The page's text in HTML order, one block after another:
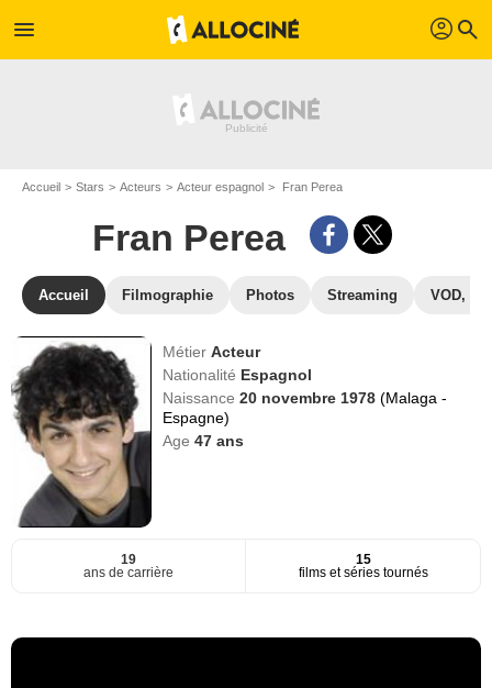
menu profil search
Accueil Stars Acteurs Acteur espagnol Fran Perea
Fran Perea
Accueil Filmographie Photos Streaming VOD,
MétierActeur
Nationalité Espagnol
Naissance20 novembre 1978(Malaga -
Espagne)
Age47 ans
19
ans de carrière
15
films et séries tournés